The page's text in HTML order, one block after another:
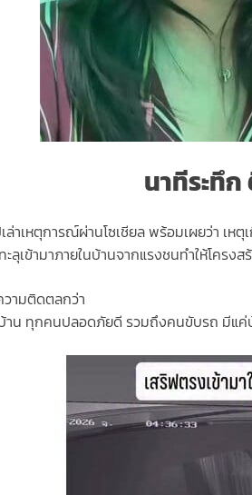
นาทีระทึ
ล่าเหตุการณ์ผ่านโซเชียล พร้อมเผยว่า เ
ะลุเข้ามาภายในบ้านจากแรงชนทำให้โคร
วามติดตลกว่า
บ้าน ทุกคนปลอดภัยดี รวมถึงคนขับรถ มีแค่